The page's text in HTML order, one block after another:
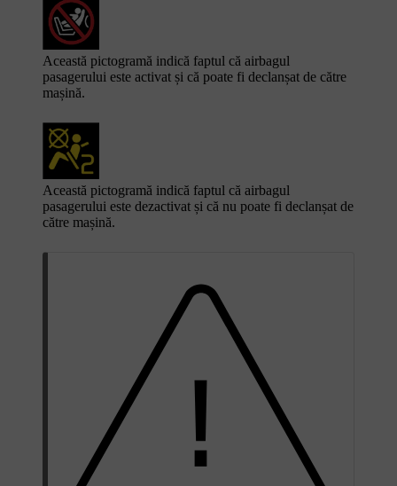
Această pictogramă indică faptul că airbagul
pasagerului este activat și că poate fi declanșat de către
mașină.
Această pictogramă indică faptul că airbagul
pasagerului este dezactivat și că nu poate fi declanșat de
către mașină.